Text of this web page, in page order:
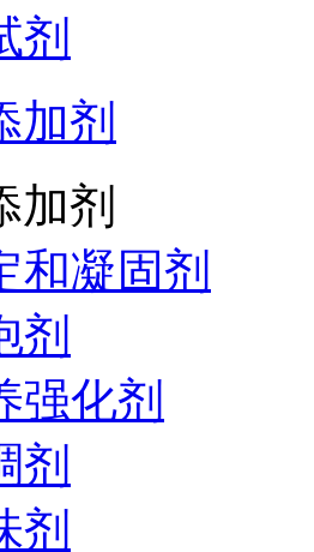
剂
加剂
加剂
和凝固剂
剂
强化剂
剂
剂